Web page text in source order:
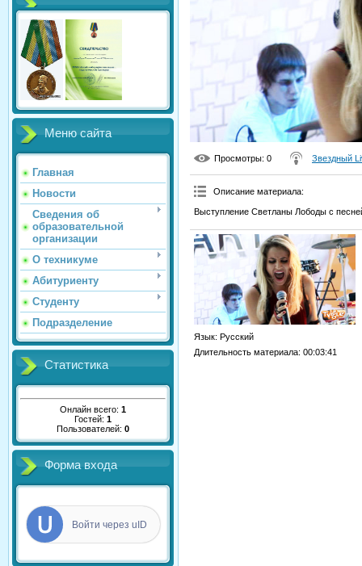
Меню сайта
Главная
Новости
Сведения об
образовательной
организации
О техникуме
Абитуриенту
Студенту
Подразделение
Статистика
Онлайн всего: 1
Гостей: 1
Пользователей: 0
Форма входа
Войти через uID
Просмотры: 0 Звездный
Описание материала:
Выступление Светланы Лободы с
Язык: Русский
Длительность материала: 00:03:41